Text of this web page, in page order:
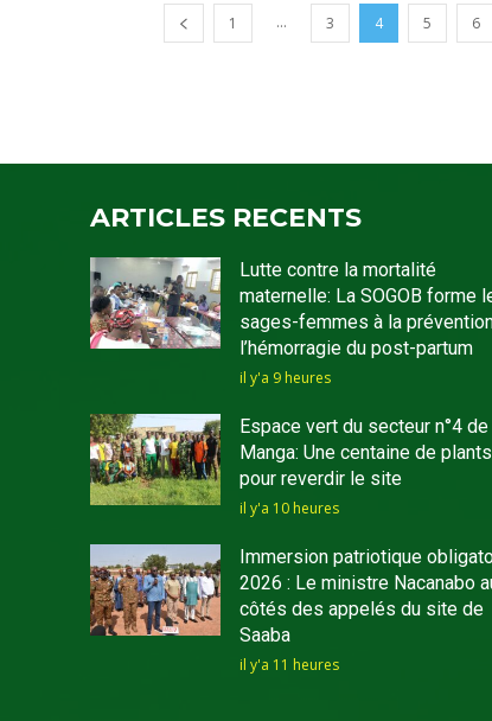
1 ... 3 4 5 6
ARTICLES RECENTS
Lutte contre la mortalité
maternelle: La SOGOB forme
sages-femmes à la
l’hémorragie du post-partum
il y'a 9 heures
Espace vert du secteur n°4 de
Manga: Une centaine de plants
pour reverdir le site
il y'a 10 heures
Immersion patriotique
2026 : Le ministre Nacanabo
côtés des appelés du site de
Saaba
il y'a 11 heures